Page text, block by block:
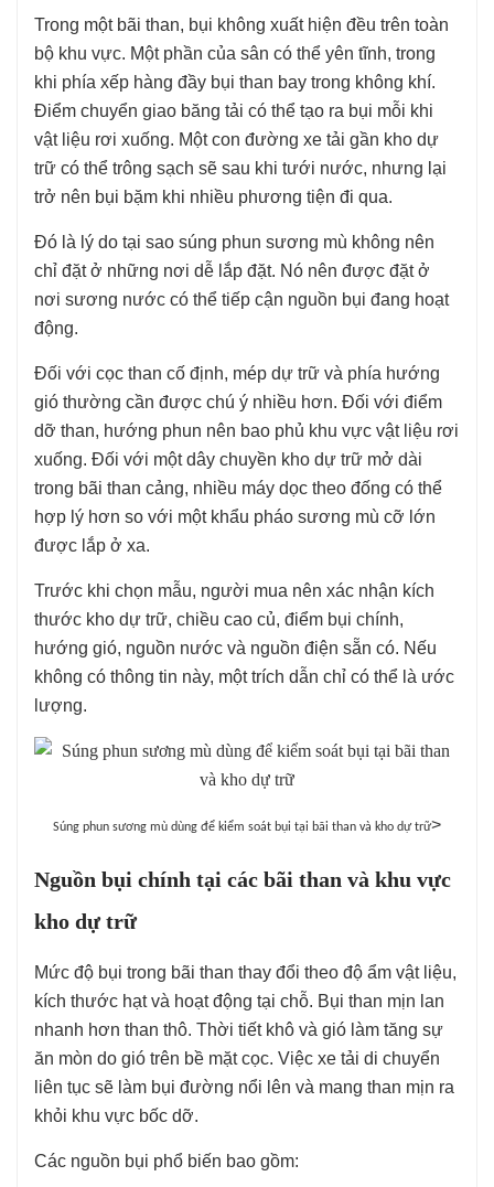
Trong một bãi than, bụi không xuất hiện đều trên toàn
bộ khu vực. Một phần của sân có thể yên tĩnh, trong
khi phía xếp hàng đầy bụi than bay trong không khí.
Điểm chuyển giao băng tải có thể tạo ra bụi mỗi khi
vật liệu rơi xuống. Một con đường xe tải gần kho dự
trữ có thể trông sạch sẽ sau khi tưới nước, nhưng lại
trở nên bụi bặm khi nhiều phương tiện đi qua.
Đó là lý do tại sao súng phun sương mù không nên
chỉ đặt ở những nơi dễ lắp đặt. Nó nên được đặt ở
nơi sương nước có thể tiếp cận nguồn bụi đang hoạt
động.
Đối với cọc than cố định, mép dự trữ và phía hướng
gió thường cần được chú ý nhiều hơn. Đối với điểm
dỡ than, hướng phun nên bao phủ khu vực vật liệu rơi
xuống. Đối với một dây chuyền kho dự trữ mở dài
trong bãi than cảng, nhiều máy dọc theo đống có thể
hợp lý hơn so với một khẩu pháo sương mù cỡ lớn
được lắp ở xa.
Trước khi chọn mẫu, người mua nên xác nhận kích
thước kho dự trữ, chiều cao củ, điểm bụi chính,
hướng gió, nguồn nước và nguồn điện sẵn có. Nếu
không có thông tin này, một trích dẫn chỉ có thể là ước
lượng.
Súng phun sương mù dùng để kiểm soát bụi tại bãi than và kho dự trữ>
Nguồn bụi chính tại các bãi than và khu vực
kho dự trữ
Mức độ bụi trong bãi than thay đổi theo độ ẩm vật liệu,
kích thước hạt và hoạt động tại chỗ. Bụi than mịn lan
nhanh hơn than thô. Thời tiết khô và gió làm tăng sự
ăn mòn do gió trên bề mặt cọc. Việc xe tải di chuyển
liên tục sẽ làm bụi đường nổi lên và mang than mịn ra
khỏi khu vực bốc dỡ.
Các nguồn bụi phổ biến bao gồm: